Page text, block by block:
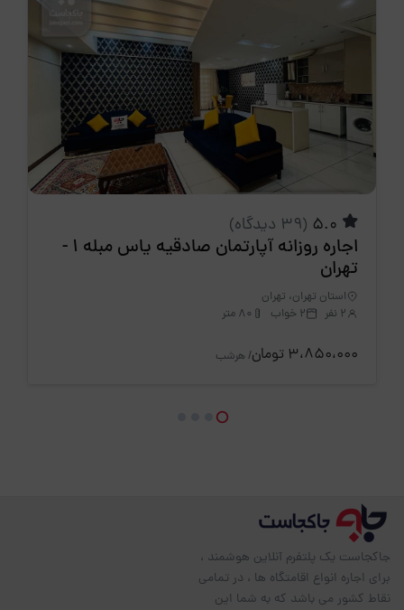
(39 دیدگاه)
اجاره روزانه آپارتمان صادقیه یاس مبله 1 -
تهران
استان تهران، تهران
2 نفر
2 خواب 80 متر
3،850،000 تومان / هرشب
جاکجاست یک پلتفرم آنلاین هوشمند ،
برای اجاره انواع اقامتگاه ها ، در تمامی
نقاط کشور می باشد که به شما این